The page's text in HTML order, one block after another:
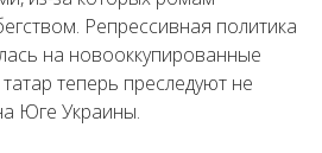
Репрессивная политика
на новооккупированные
теперь преследуют не
Юге Украины.